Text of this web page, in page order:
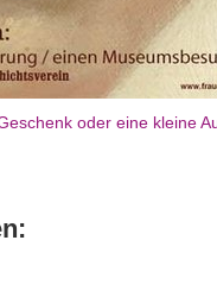
oder eine kleine